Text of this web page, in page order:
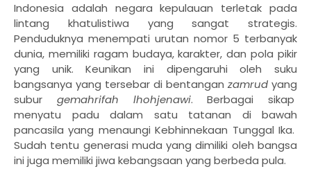
Indonesia adalah negara kepulauan terletak pada
lintang khatulistiwa yang sangat strategis.
Penduduknya menempati urutan nomor 5 terbanyak
dunia, memiliki ragam budaya, karakter, dan pola pikir
yang unik. Keunikan ini dipengaruhi oleh suku
bangsanya yang tersebar di bentangan zamrud yang
subur gemahrifah lhohjenawi. Berbagai sikap
menyatu padu dalam satu tatanan di bawah
pancasila yang menaungi Kebhinnekaan Tunggal Ika.
Sudah tentu generasi muda yang dimiliki oleh bangsa
ini juga memiliki jiwa kebangsaan yang berbeda pula.